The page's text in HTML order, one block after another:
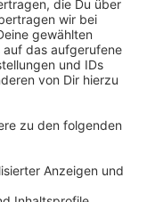
langsam
ab dem
auch das
Pandemie
E-Books
wurden
bis zur Öffnung